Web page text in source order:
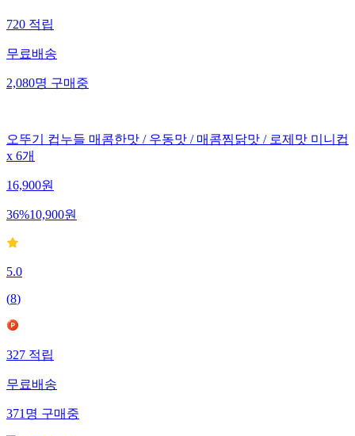
720적립
무료배송
2,080명구매중
오뚜기 컵누들 매콤한맛 / 우동맛 / 매콤찜닭맛 / 로제맛 미니컵
x 6개
16,900원
36%10,900원
5.0
(8)
327적립
무료배송
371명구매중